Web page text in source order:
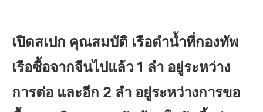
เปิดสเปก คุณสมบัติ เรือดำน้ำที่กองทัพ
เรือซื้อจากจีนไปแล้ว 1 ลำ อยู่ระหว่าง
การต่อ และอีก 2 ลำ อยู่ระหว่างการขอ